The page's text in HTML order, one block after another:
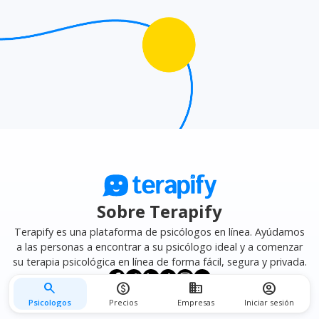
search
Psicologos
monetization_on
Precios
business
Empresas
account_circle
Iniciar sesión
Sobre Terapify
Terapify es una plataforma de psicólogos en línea. Ayúdamos
a las personas a encontrar a su psicólogo ideal y a comenzar
su terapia psicológica en línea de forma fácil, segura y privada.